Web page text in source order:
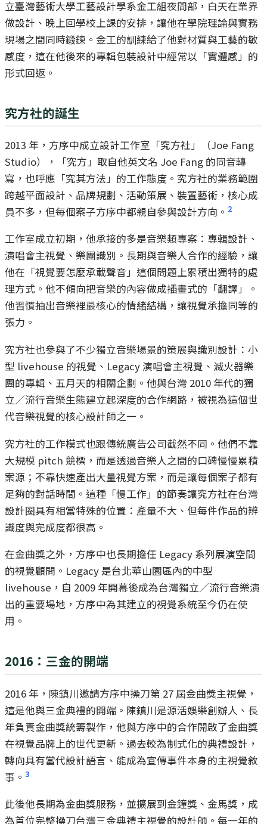
立臺灣藝術大學工藝設計學系金工組夜間部，白天在業界
做設計、晚上回學校上課的安排，讓他在學院理論與實務
現場之間同時鍛鍊。金工的訓練給了他對材質與工藝的敏
感度，這在他後來的專輯包裝設計中經常以「實體感」的
形式回返。
究方社的誕生
2013 年，方序中成立設計工作室「究方社」（Joe Fang
Studio），「究方」取自他英文名 Joe Fang 的同音轉
寫，也呼應「究其方法」的工作態度。究方社的業務範圍
跨越平面設計、品牌規劃、活動策展、裝置藝術，核心成
員不多，但每個案子方序中都親自參與設計方向。 2
工作室成立初期，他承接的多是音樂類專案：專輯設計、
演唱會主視覺、樂團識別。長期與音樂人合作的經驗，讓
他在「視覺要怎麼承載聲音」這個問題上累積出獨特的處
理方式。他不傾向把音樂的內容做成插畫式的「翻譯」。
他習慣抽出音樂裡最核心的情緒結構，讓視覺承擔同等的
張力。
究方社也參與了不少獨立音樂場景的策展與識別設計：小
型 livehouse 的視覺、Legacy 演唱會主視覺、滅火器樂
團的專輯、五月天的相關企劃。他與台灣 2010 年代的獨
立／流行音樂生態建立起深度的合作網路，被視為這個世
代音樂視覺的核心設計師之一。
究方社的工作模式也跟傳統廣告公司截然不同。他們不靠
大規模 pitch 競標，而是透過音樂人之間的口碑慢慢累積
案源；不靠快速產出大量視覺方案，而是讓每個案子都有
足夠的對話時間。這種「慢工作」的節奏讓究方社在台灣
設計圈具有相當特殊的位置：產量不大、但每件作品的辨
識度與完成度都很高。
在金曲獎之外，方序中也長期擔任 Legacy 系列展演空間
的視覺顧問。Legacy 是台北華山園區內的中型
livehouse，自 2009 年開幕後成為台灣獨立／流行音樂演
出的重要場地，方序中為其建立的視覺系統至今仍在使
用。
2016：三金的開端
2016 年，陳鎮川邀請方序中操刀第 27 屆金曲獎主視覺，
這是他與三金典禮的開端。陳鎮川是源活娛樂創辦人、長
年負責金曲獎統籌製作，他與方序中的合作開啟了金曲獎
在視覺品牌上的世代更新。過去較為制式化的典禮設計，
轉向具有當代設計語言、能成為宣傳事件本身的主視覺敘
事。 3
此後他長期為金曲獎服務，並擴展到金鐘獎、金馬獎，成
為首位完整操刀台灣三金典禮主視覺的設計師。每一年的